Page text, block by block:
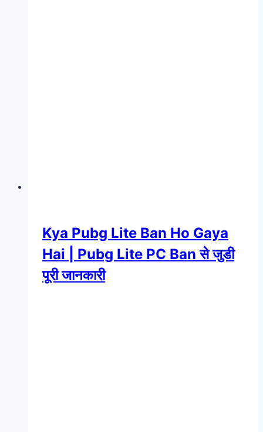
Kya Pubg Lite Ban Ho Gaya
Hai | Pubg Lite PC Ban से जुडी
पूरी जानकारी